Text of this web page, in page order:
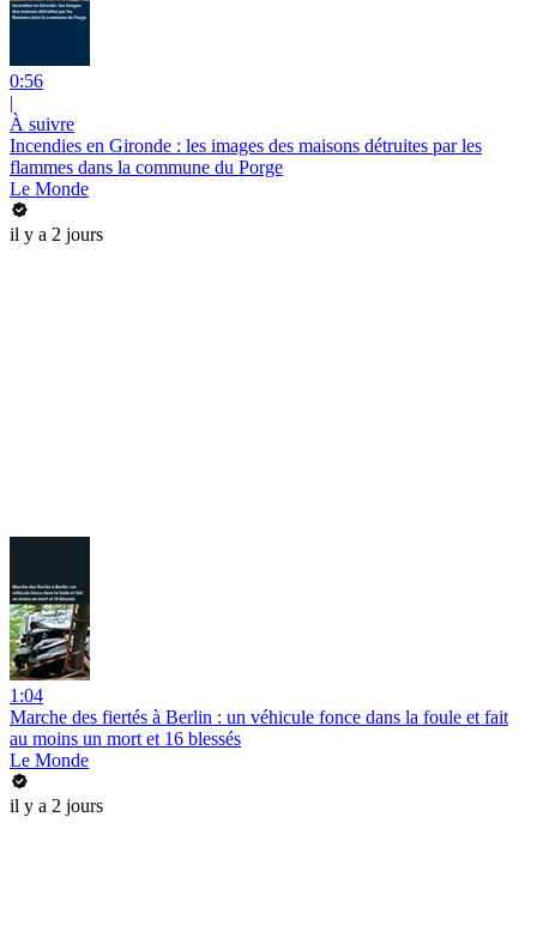
0:56
|
À suivre
Incendies en Gironde : les images des maisons détruites par les
flammes dans la commune du Porge
Le Monde
il y a 2 jours
1:04
Marche des fiertés à Berlin : un véhicule fonce dans la foule et fait
au moins un mort et 16 blessés
Le Monde
il y a 2 jours